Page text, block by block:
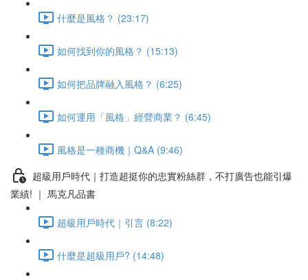
什麼是風格？ (23:17)
如何找到你的風格？ (15:13)
如何把品牌融入風格？ (6:25)
如何運用「風格」經營商業？ (6:45)
風格是一種商機｜Q&A (9:46)
超級用戶時代｜打造超挺你的忠實粉絲群，不打廣告也能引爆
業績! ｜ 馬克凡品書
超級用戶時代｜引言 (8:22)
什麼是超級用戶? (14:48)